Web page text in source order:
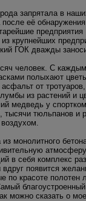
запрятала в
её
крупнейших
ГОК дважды
человек. С
полыхают
от
из растений и
медведь у
тюльпанов
монолитного
себя комплекс
появится
по красоте
можно сказать о